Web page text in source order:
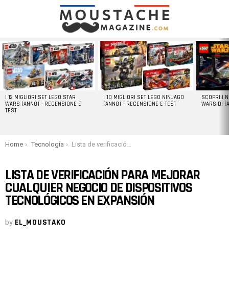
LATEST
STORIES
I 13 MIGLIORI SET LEGO STAR
WARS [ANNO] – RECENSIONE E
TEST
I 10 MIGLIORI SET LEGO NINJAGO
[ANNO] – RECENSIONE E TEST
SCOPRI I
WARS DI
You are here:
Home Tecnología Lista de verificación para mejorar cualquier negocio de dispositivos tecnológicos en expansión
LISTA DE VERIFICACIÓN PARA MEJORAR
CUALQUIER NEGOCIO DE DISPOSITIVOS
TECNOLÓGICOS EN EXPANSIÓN
by EL_MOUSTAKO